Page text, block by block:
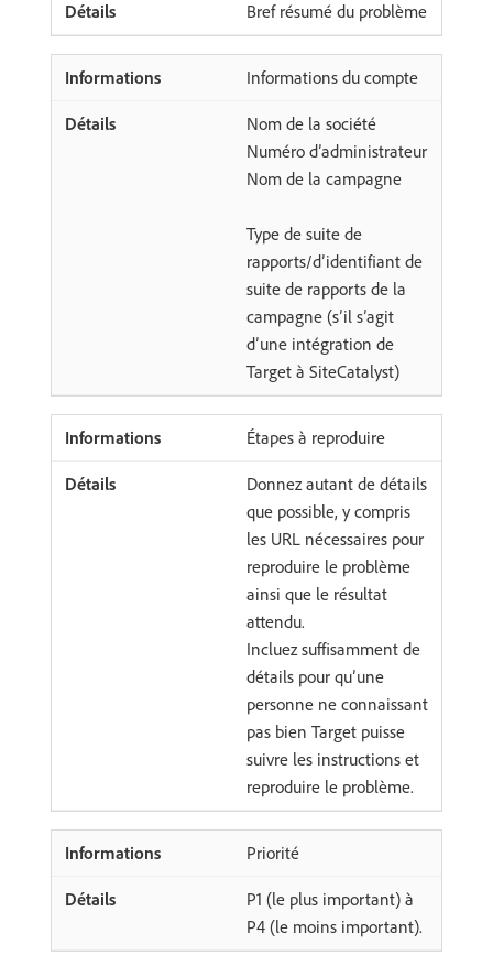
Bref résumé du problème
Informations du compte
Nom de la société
Numéro d’administrateur
Nom de la campagne
Type de suite de
rapports/d’identifiant de
suite de rapports de la
campagne (s’il s’agit
d’une intégration de
Target à SiteCatalyst)
Étapes à reproduire
Donnez autant de détails
que possible, y compris
les URL nécessaires pour
reproduire le problème
ainsi que le résultat
attendu.
Incluez suffisamment de
détails pour qu’une
personne ne connaissant
pas bien Target puisse
suivre les instructions et
reproduire le problème.
Priorité
P1 (le plus important) à
P4 (le moins important).